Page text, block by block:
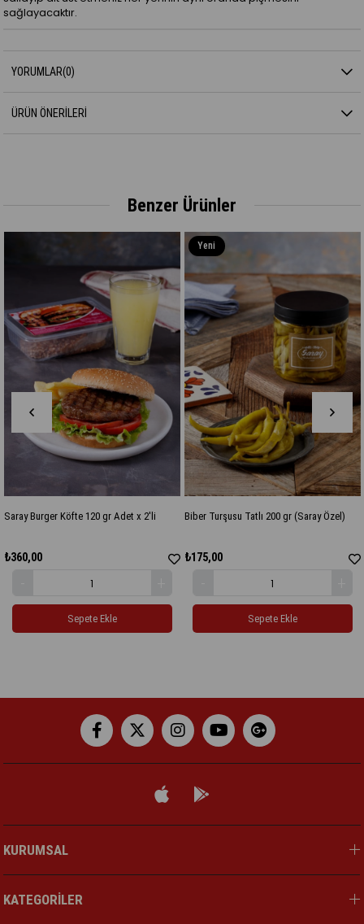
sağlayacaktır.
YORUMLAR(0)
ÜRÜN ÖNERILERI
Benzer Ürünler
120 gr Adet x 2'li Biber Turşusu Tatlı 200 gr (Saray Özel)
Ürün
Saray Tahıllı
KURUMSAL
KATEGORİLER